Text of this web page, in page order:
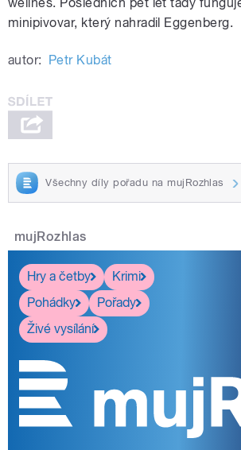
minipivovar, který nahradil Eggenberg.
autor: Petr Kubát
Všechny díly pořadu na mujRozhlas
mujRozhlas
Hry a četby
Krimi
Pohádky
Pořady
Živé vysílání